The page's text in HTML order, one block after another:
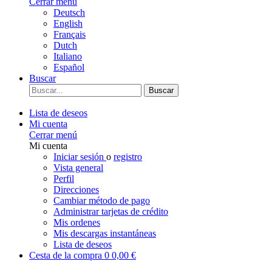
Deutsch
English
Français
Dutch
Italiano
Español
Buscar
Buscar
Lista de deseos
Mi cuenta
Cerrar menú
Mi cuenta
Iniciar sesión o registro
Vista general
Perfil
Direcciones
Cambiar método de pago
Administrar tarjetas de crédito
Mis ordenes
Mis descargas instantáneas
Lista de deseos
Cesta de la compra 0 0,00 €